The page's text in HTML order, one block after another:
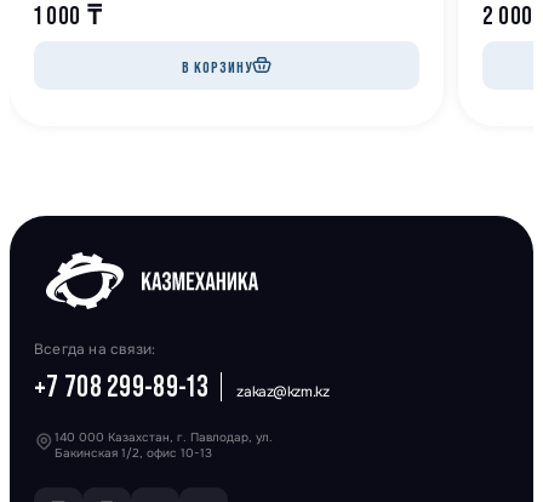
1 000 ₸
В КОРЗИНУ
2 000
Всегда на связи:
+7 708 299-89-13 zakaz@kzm.kz
140 000 Казахстан, г. Павлодар, ул.
Бакинская 1/2, офис 10-13